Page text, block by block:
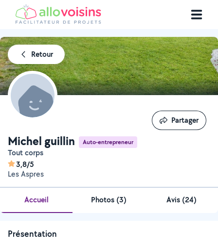
Retour
Michel guillin Auto-entrepreneur
Tout corps
3,8/5
Les Aspres
Partager
Partager
Accueil Photos (3) Avis (24)
Présentation